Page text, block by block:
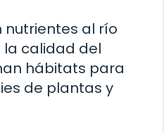
nutrientes al río
la calidad del
hábitats para
de plantas y